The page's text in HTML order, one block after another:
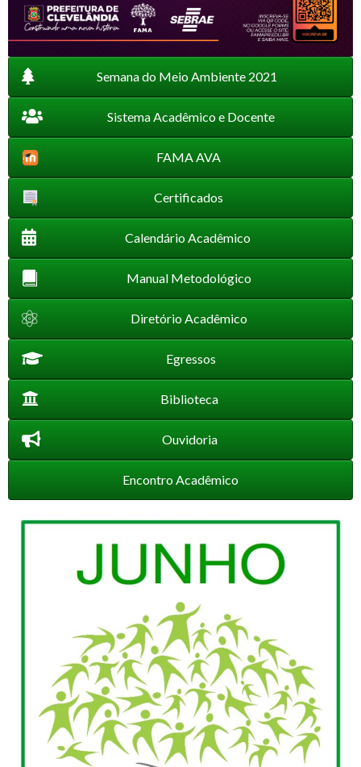
Semana do Meio Ambiente 2021
Sistema Acadêmico e Docente
FAMA AVA
Certificados
Calendário Acadêmico
Manual Metodológico
Diretório Acadêmico
Egressos
Biblioteca
Ouvidoria
Encontro Acadêmico